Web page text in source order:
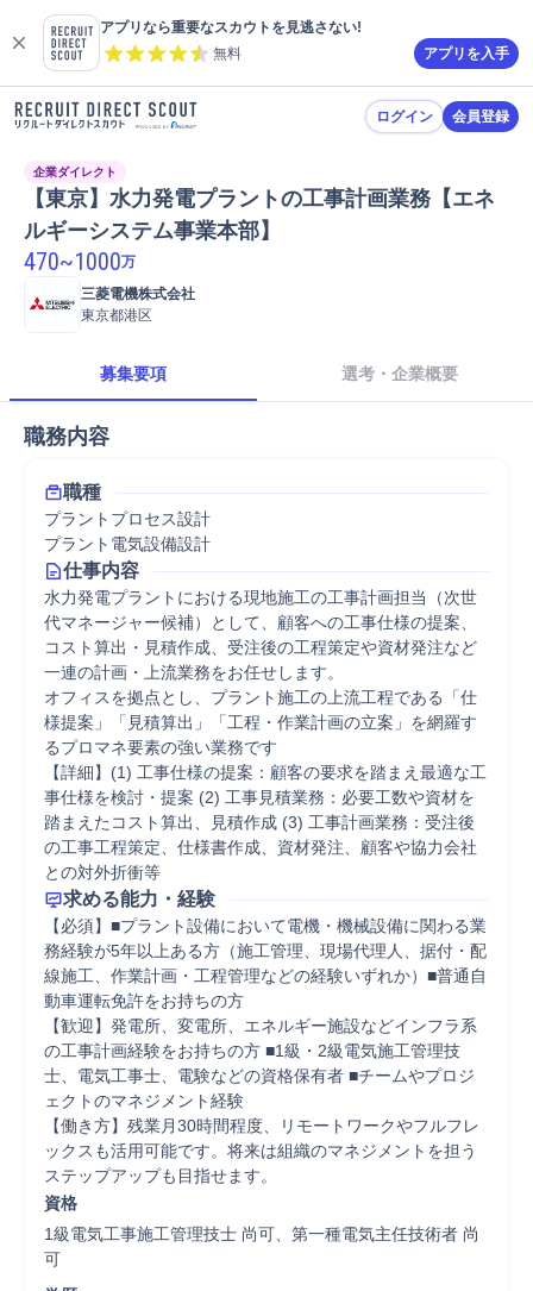
アプリなら重要なスカウトを見逃さない!
無料
アプリを入手
ログイン 会員登録
企業ダイレクト
【東京】水力発電プラントの工事計画業務【エネ
ルギーシステム事業本部】
470~1000万
三菱電機株式会社
東京都港区
募集要項 選考・企業概要
職務内容
職種
プラントプロセス設計
プラント電気設備設計
仕事内容
水力発電プラントにおける現地施工の工事計画担当（次世
代マネージャー候補）として、顧客への工事仕様の提案、
コスト算出・見積作成、受注後の工程策定や資材発注など
一連の計画・上流業務をお任せします。
オフィスを拠点とし、プラント施工の上流工程である「仕
様提案」「見積算出」「工程・作業計画の立案」を網羅す
るプロマネ要素の強い業務です
【詳細】(1) 工事仕様の提案：顧客の要求を踏まえ最適な工
事仕様を検討・提案 (2) 工事見積業務：必要工数や資材を
踏まえたコスト算出、見積作成 (3) 工事計画業務：受注後
の工事工程策定、仕様書作成、資材発注、顧客や協力会社
との対外折衝等
求める能力・経験
【必須】■プラント設備において電機・機械設備に関わる業
務経験が5年以上ある方（施工管理、現場代理人、据付・配
線施工、作業計画・工程管理などの経験いずれか）■普通自
動車運転免許をお持ちの方
【歓迎】発電所、変電所、エネルギー施設などインフラ系
の工事計画経験をお持ちの方 ■1級・2級電気施工管理技
士、電気工事士、電験などの資格保有者 ■チームやプロジ
ェクトのマネジメント経験
【働き方】残業月30時間程度、リモートワークやフルフレ
ックスも活用可能です。将来は組織のマネジメントを担う
ステップアップも目指せます。
資格
1級電気工事施工管理技士 尚可、第一種電気主任技術者 尚
可